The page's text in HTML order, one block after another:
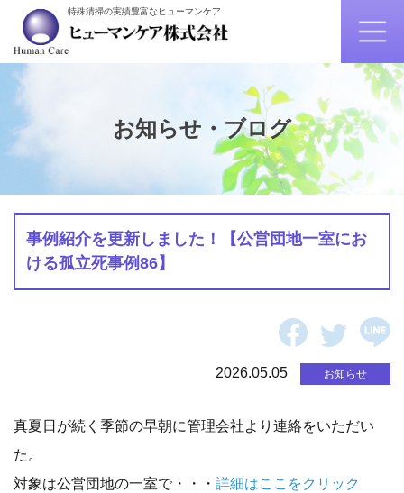
特殊清掃の実績豊富なヒューマンケア
お知らせ・ブログ
事例紹介を更新しました！【公営団地一室にお
ける孤立死事例86】
2026.05.05 お知らせ
真夏日が続く季節の早朝に管理会社より連絡をいただい
た。
対象は公営団地の一室で・・・ 詳細はここをクリック